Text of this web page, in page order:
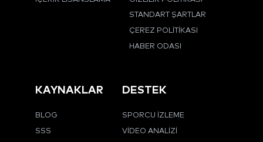
STANDART ŞARTLAR
ÇEREZ POLITIKASI
HABER ODASI
KAYNAKLAR
BLOG
SSS
DESTEK
SPORCU İZLEME
VIDEO ANALIZI